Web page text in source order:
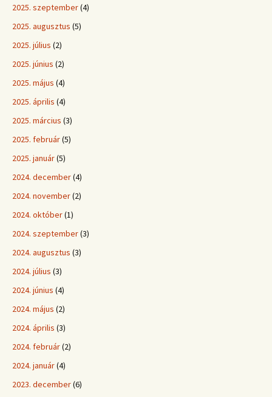
2025. szeptember(4)
2025. augusztus (5)
2025. július (2)
2025. június (2)
2025. május (4)
2025. április (4)
2025. március (3)
2025. február(5)
2025. január(5)
2024. december(4)
2024. november(2)
2024. október(1)
2024. szeptember(3)
2024. augusztus (3)
2024. július (3)
2024. június (4)
2024. május (2)
2024. április (3)
2024. február(2)
2024. január(4)
2023. december(6)